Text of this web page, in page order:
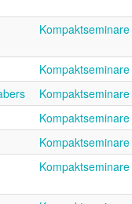
Kompaktseminare
Kompaktseminare
Kompaktseminare
Kompaktseminare
Kompaktseminare
Kompaktseminare